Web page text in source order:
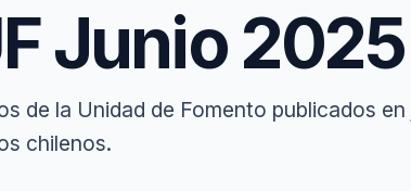
Junio 2025
de la Unidad de Fomento publicados
chilenos.